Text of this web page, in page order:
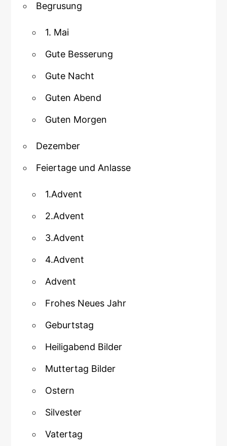
Begrusung
1. Mai
Gute Besserung
Gute Nacht
Guten Abend
Guten Morgen
Dezember
Feiertage und Anlasse
1.Advent
2.Advent
3.Advent
4.Advent
Advent
Frohes Neues Jahr
Geburtstag
Heiligabend Bilder
Muttertag Bilder
Ostern
Silvester
Vatertag